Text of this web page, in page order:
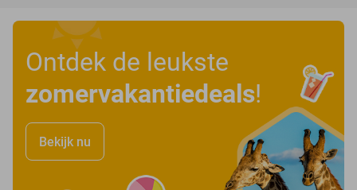
Ontdek de leukste
zomervakantiedeals!
Bekijk nu